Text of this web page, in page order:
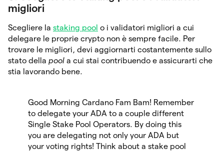
migliori
Scegliere la staking pool o i validatori migliori a cui
delegare le proprie crypto non è sempre facile. Per
trovare le migliori, devi aggiornarti costantemente sullo
stato della pool a cui stai contribuendo e assicurarti che
stia lavorando bene.
Good Morning Cardano Fam Bam! Remember
to delegate your ADA to a couple different
Single Stake Pool Operators. By doing this
you are delegating not only your ADA but
your voting rights! Think about a stake pool